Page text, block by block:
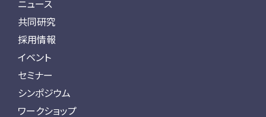
ニュース
共同研究
採用情報
イベント
セミナー
シンポジウム
ワークショップ